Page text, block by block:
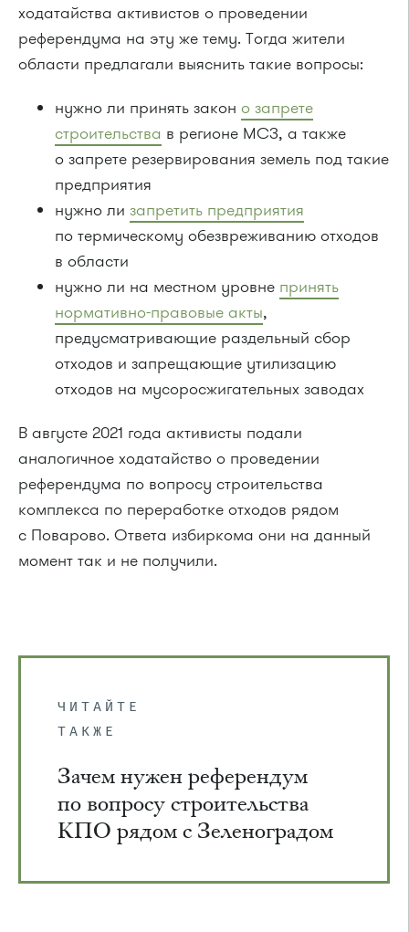
ходатайства активистов о проведении
референдума на эту же тему. Тогда жители
области предлагали выяснить такие вопросы:
нужно ли принять закон о запрете
строительства в регионе МСЗ, а также
о запрете резервирования земель под такие
предприятия
нужно ли запретить предприятия
по термическому обезвреживанию отходов
в области
нужно ли на местном уровне принять
нормативно-правовые акты,
предусматривающие раздельный сбор
отходов и запрещающие утилизацию
отходов на мусоросжигательных заводах
В августе 2021 года активисты подали
аналогичное ходатайство о проведении
референдума по вопросу строительства
комплекса по переработке отходов рядом
с Поварово. Ответа избиркома они на данный
момент так и не получили.
ЧИТАЙТЕ
ТАКЖЕ
Зачем нужен референдум
по вопросу строительства
КПО рядом с Зеленоградом